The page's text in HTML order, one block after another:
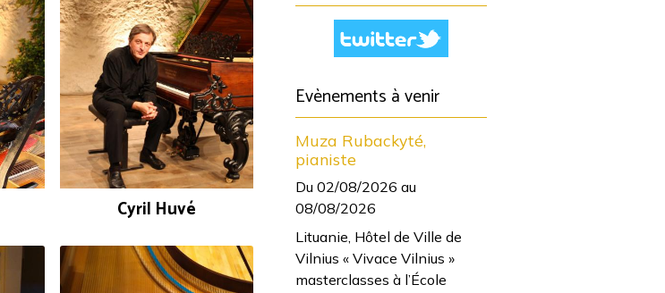
Cyril Huvé
Evènements à venir
Muza Rubackyté,
pianiste
Du 02/08/2026 au
08/08/2026
Lituanie, Hôtel de Ville de
Vilnius « Vivace Vilnius »
masterclasses à l’École